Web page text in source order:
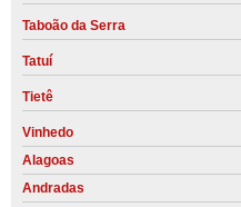
Taboão da Serra
Tatuí
Tietê
Vinhedo
Alagoas
Andradas